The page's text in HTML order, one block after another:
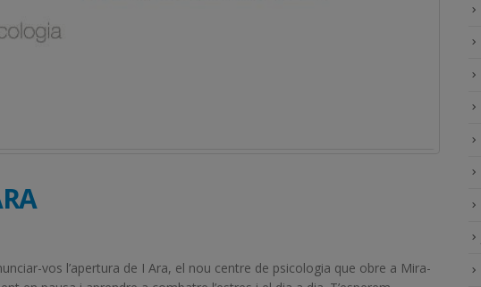
vos l’apertura de I Ara, el nou centre de psicologia que obre a Mira-